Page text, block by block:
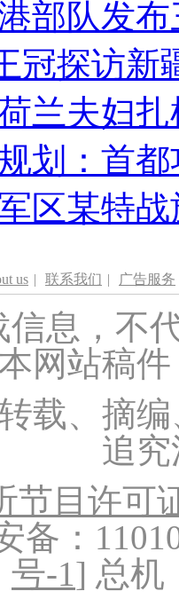
部队发
冠探访新
兰夫妇
划：首
区某特
us | 联系我们 | 广告服务
息，不
网站稿
载、摘
追
节目许可
备：
号-1] 总机